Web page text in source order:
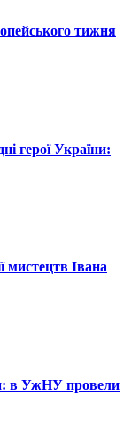
тижня
герої України:
мистецтв Івана
в УжНУ провели